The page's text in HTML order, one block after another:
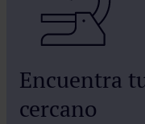
Encuentra
cercano